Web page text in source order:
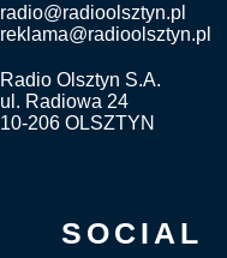
radio@radioolsztyn.pl
reklama@radioolsztyn.pl
Radio Olsztyn S.A.
ul. Radiowa 24
10-206 OLSZTYN
SOCIAL